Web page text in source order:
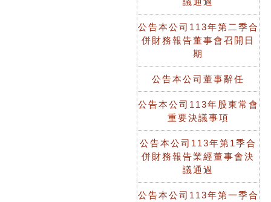
公告本公司113年第二季合
併財務報告董事會召開日
期
公告本公司董事辭任
公告本公司113年股東常會
重要決議事項
公告本公司113年第1季合
併財務報告業經董事會決
議通過
公告本公司113年第一季合